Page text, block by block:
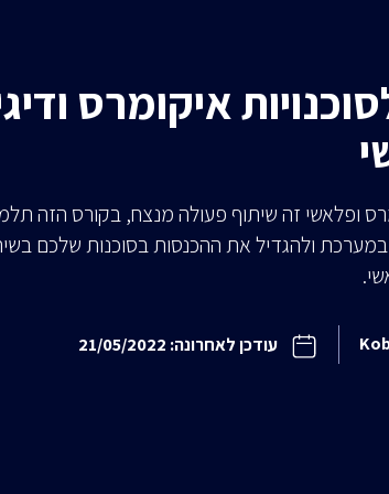
איקומרס
ופלאשי זה שיתוף פעולה מנצח, בקורס הזה
ולהגדיל את ההכנסות בסוכנות שלכם
עודכן לאחרונה: 21/05/2022